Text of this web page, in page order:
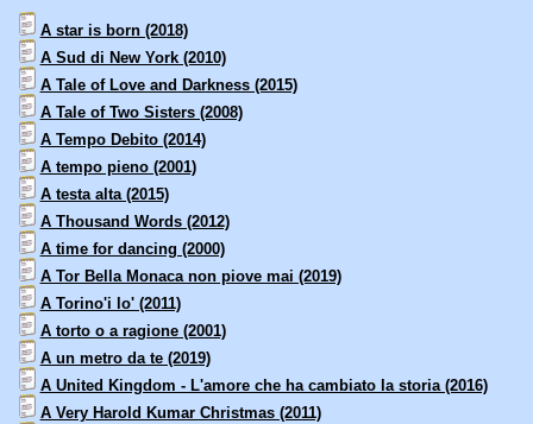
A star is born (2018)
A Sud di New York (2010)
A Tale of Love and Darkness (2015)
A Tale of Two Sisters (2008)
A Tempo Debito (2014)
A tempo pieno (2001)
A testa alta (2015)
A Thousand Words (2012)
A time for dancing (2000)
A Tor Bella Monaca non piove mai (2019)
A Torino'i lo' (2011)
A torto o a ragione (2001)
A un metro da te (2019)
A United Kingdom - L'amore che ha cambiato la storia (2016)
A Very Harold Kumar Christmas (2011)